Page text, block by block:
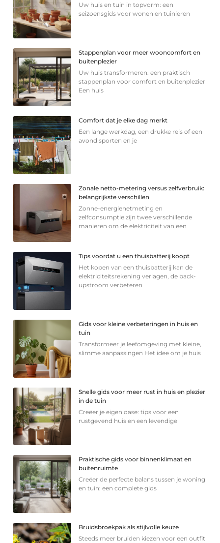
Uw huis en tuin in topvorm: een
seizoensgids voor wonen en tuinieren
Stappenplan voor meer wooncomfort en
buitenplezier
Uw huis transformeren: een praktisch
stappenplan voor comfort en buitenplezier
Een huis
Comfort dat je elke dag merkt
Een lange werkdag, een drukke reis of een
avond sporten en je
Zonale netto-metering versus zelfverbruik:
belangrijkste verschillen
Zonne-energienetmeting en
zelfconsumptie zijn twee verschillende
manieren om de elektriciteit van een
Tips voordat u een thuisbatterij koopt
Het kopen van een thuisbatterij kan de
elektriciteitsrekening verlagen, de back-
upstroom verbeteren
Gids voor kleine verbeteringen in huis en
tuin
Transformeer je leefomgeving met kleine,
slimme aanpassingen Het idee om je huis
Snelle gids voor meer rust in huis en plezier
in de tuin
Creëer je eigen oase: tips voor een
rustgevend huis en een levendige
Praktische gids voor binnenklimaat en
buitenruimte
Creëer de perfecte balans tussen je woning
en tuin: een complete gids
Bruidsbroekpak als stijlvolle keuze
Steeds meer bruiden kiezen voor een outfit